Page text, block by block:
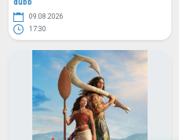
09.08.2026
17:30